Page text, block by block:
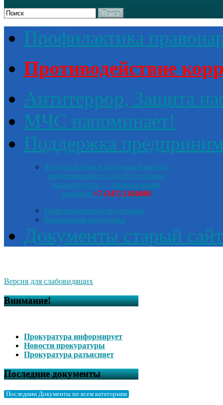
Поиск
Профилактика
Противодействие
Антитеррор, Защита
МЧС напоминает!
Поддержка
Фонд развития и поддержки малого
предпринимательства Республики
Башкортостан — горячая линия
телефон: +7 (347) 2164080
Информационная поддержка
Финансовая поддержка
Документы старый сайт
Версия для слабовидящих
Внимание!
Прокуратура информирует
Новости прокуратуры
Прокуратура разъясняет
Последние документы
Последнии Документы по всем категориям